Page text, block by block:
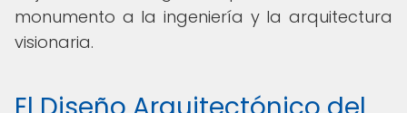
monumento a la ingeniería y la arquitectura
visionaria.